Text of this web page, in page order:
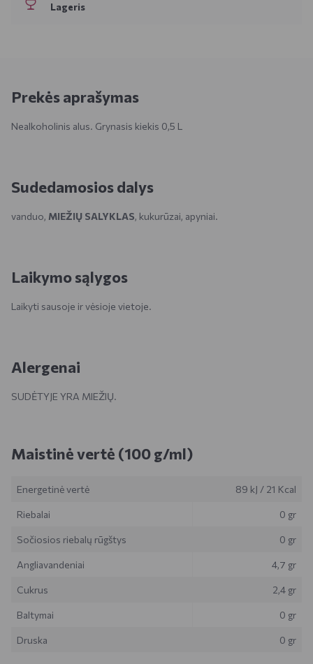
Lageris
Prekės aprašymas
Nealkoholinis alus. Grynasis kiekis 0,5 L
Sudedamosios dalys
vanduo, MIEŽIŲ SALYKLAS, kukurūzai, apyniai.
Laikymo sąlygos
Laikyti sausoje ir vėsioje vietoje.
Alergenai
SUDĖTYJE YRA MIEŽIŲ.
Maistinė vertė (100 g/ml)
Energetinė vertė 89 kJ / 21 Kcal
Riebalai 0 gr
Sočiosios riebalų rūgštys 0 gr
Angliavandeniai 4,7 gr
Cukrus 2,4 gr
Baltymai 0 gr
Druska 0 gr